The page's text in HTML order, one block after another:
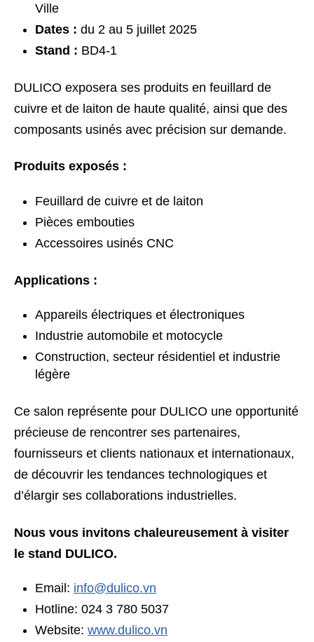
Ville
Dates : du 2 au 5 juillet 2025
Stand : BD4-1
DULICO exposera ses produits en feuillard de
cuivre et de laiton de haute qualité, ainsi que des
composants usinés avec précision sur demande.
Produits exposés :
Feuillard de cuivre et de laiton
Pièces embouties
Accessoires usinés CNC
Applications :
Appareils électriques et électroniques
Industrie automobile et motocycle
Construction, secteur résidentiel et industrie
légère
Ce salon représente pour DULICO une opportunité
précieuse de rencontrer ses partenaires,
fournisseurs et clients nationaux et internationaux,
de découvrir les tendances technologiques et
d’élargir ses collaborations industrielles.
Nous vous invitons chaleureusement à visiter
le stand DULICO.
Email: info@dulico.vn
Hotline: 024 3 780 5037
Website: www.dulico.vn